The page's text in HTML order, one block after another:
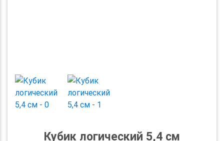
Кубик логический 5,4 см